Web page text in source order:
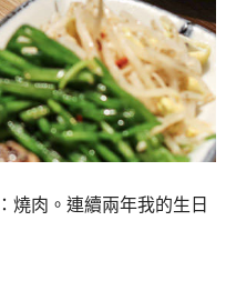
燒肉。連續兩年我的生日